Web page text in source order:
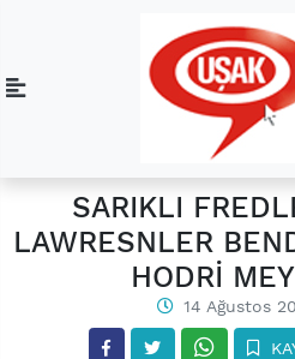
SARIKLI
LAWRESNLER
HODRİ
14 Ağustos